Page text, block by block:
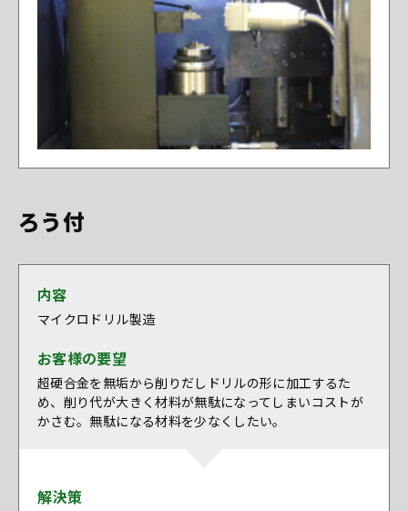
ろう付
内容
マイクロドリル製造
お客様の要望
超硬合金を無垢から削りだしドリルの形に加工するた
め、削り代が大きく材料が無駄になってしまいコストが
かさむ。無駄になる材料を少なくしたい。
解決策